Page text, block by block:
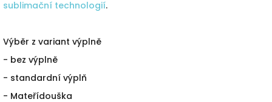
sublimační technologií.
Výběr z variant výplně
- bez výplně
- standardní výplň
- Mateřídouška